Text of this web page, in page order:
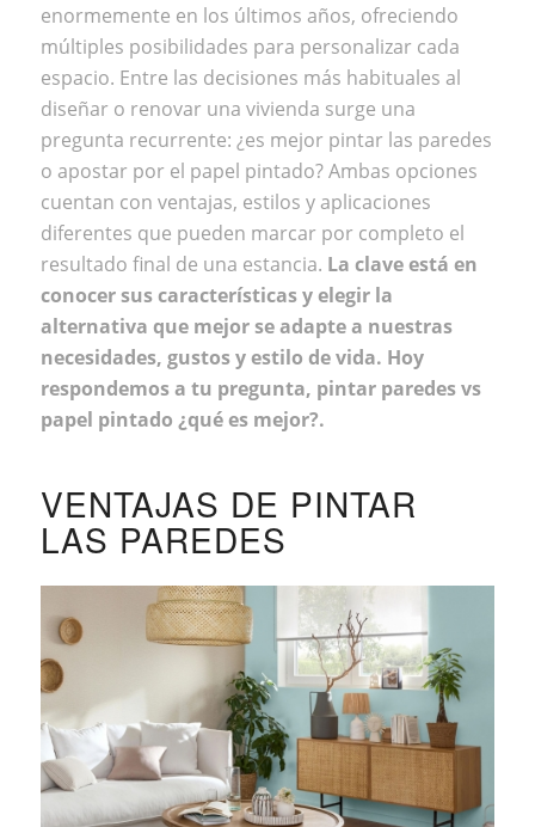
enormemente en los últimos años, ofreciendo
múltiples posibilidades para personalizar cada
espacio. Entre las decisiones más habituales al
diseñar o renovar una vivienda surge una
pregunta recurrente: ¿es mejor pintar las paredes
o apostar por el papel pintado? Ambas opciones
cuentan con ventajas, estilos y aplicaciones
diferentes que pueden marcar por completo el
resultado final de una estancia. La clave está en
conocer sus características y elegir la
alternativa que mejor se adapte a nuestras
necesidades, gustos y estilo de vida. Hoy
respondemos a tu pregunta, pintar paredes vs
papel pintado ¿qué es mejor?.
VENTAJAS DE PINTAR
LAS PAREDES